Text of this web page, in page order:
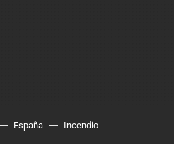
España Incendio